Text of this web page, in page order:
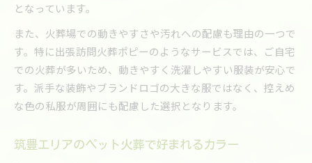
となっています。
また、火葬場での動きやすさや汚れへの配慮も理由の一つで
す。特に出張訪問火葬ポピーのようなサービスでは、ご自宅
での火葬が多いため、動きやすく洗濯しやすい服装が安心で
す。派手な装飾やブランドロゴの大きな服ではなく、控えめ
な色の私服が周囲にも配慮した選択となります。
筑豊エリアのペット火葬で好まれるカラー